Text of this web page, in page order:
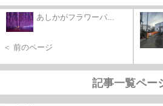
あしかがフラワーパ...
＜ 前のページ
記事一覧ペー